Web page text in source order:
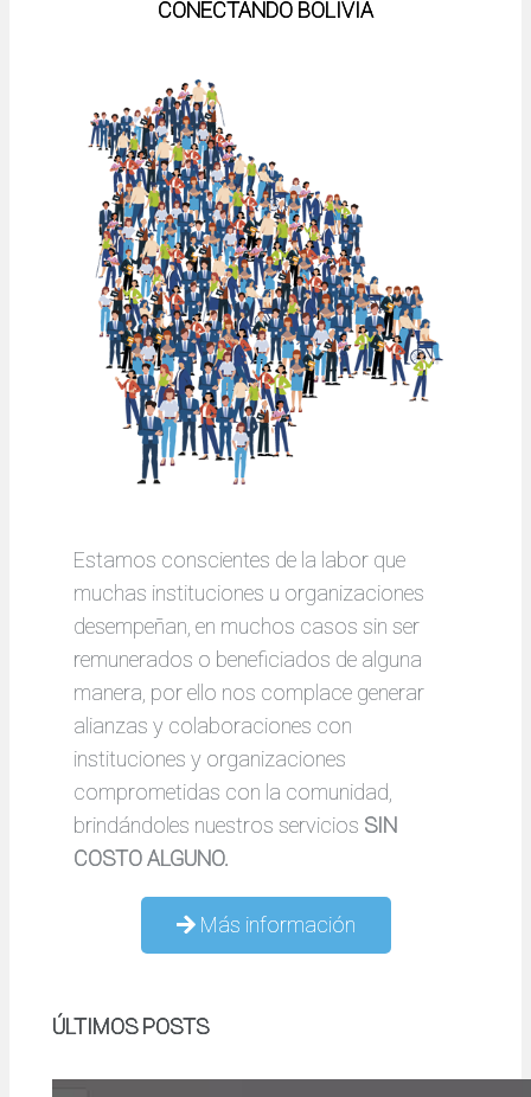
CONECTANDO BOLIVIA
Estamos conscientes de la labor que
muchas instituciones u organizaciones
desempeñan, en muchos casos sin ser
remunerados o beneficiados de alguna
manera, por ello nos complace generar
alianzas y colaboraciones con
instituciones y organizaciones
comprometidas con la comunidad,
brindándoles nuestros servicios SIN
COSTO ALGUNO.
Más información
ÚLTIMOS POSTS